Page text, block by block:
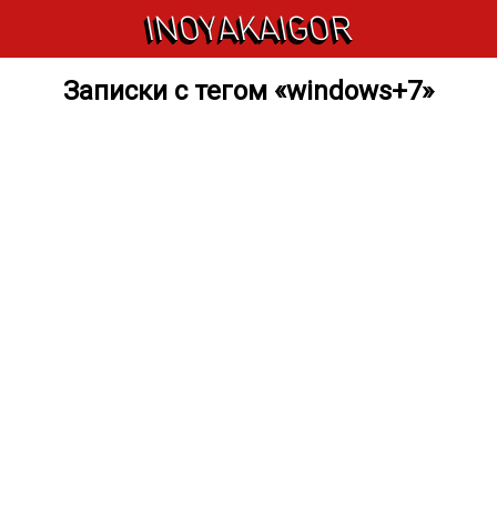
INOYAKAIGOR
Записки с тегом «windows+7»